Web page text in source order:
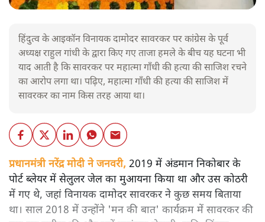
हिंदुत्व के आइकॉन विनायक दामोदर सावरकर पर कांग्रेस के पूर्व
अध्यक्ष राहुल गांधी के द्वारा किए गए ताजा हमले के बीच यह घटना भी
याद आती है कि सावरकर पर महात्मा गाँधी की हत्या की साजिश रचने
का आरोप लगा था। पढ़िए, महात्मा गाँधी की हत्या की साजिश में
सावरकर का नाम किस तरह आया था।
प्रधानमंत्री नरेंद्र मोदी ने जनवरी, 2019 में अंडमान निकोबार के
पोर्ट ब्लेयर में सेलुलर जेल का मुआयना किया था और उस कोठरी
में गए थे, जहां विनायक दामोदर सावरकर ने कुछ समय बिताया
था। साल 2018 में उन्होंने 'मन की बात' कार्यक्रम में सावरकर की